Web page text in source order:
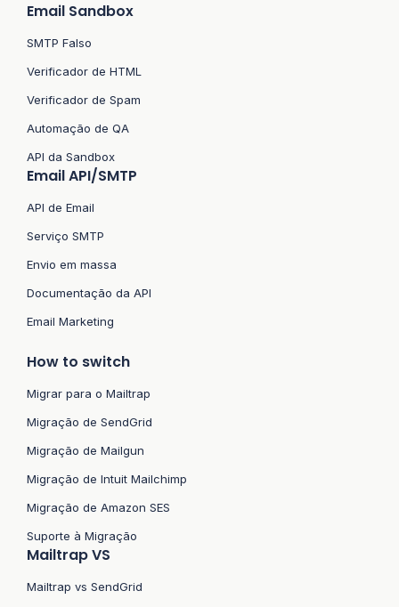
Email Sandbox
SMTP Falso
Verificador de HTML
Verificador de Spam
Automação de QA
API da Sandbox
Email API/SMTP
API de Email
Serviço SMTP
Envio em massa
Documentação da API
Email Marketing
How to switch
Migrar para o Mailtrap
Migração de SendGrid
Migração de Mailgun
Migração de Intuit Mailchimp
Migração de Amazon SES
Suporte à Migração
Mailtrap VS
Mailtrap vs SendGrid